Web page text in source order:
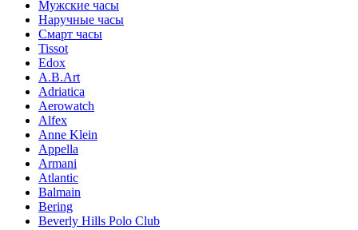
Мужские часы
Наручные часы
Смарт часы
Tissot
Edox
A.B.Art
Adriatica
Aerowatch
Alfex
Anne Klein
Appella
Armani
Atlantic
Balmain
Bering
Beverly Hills Polo Club